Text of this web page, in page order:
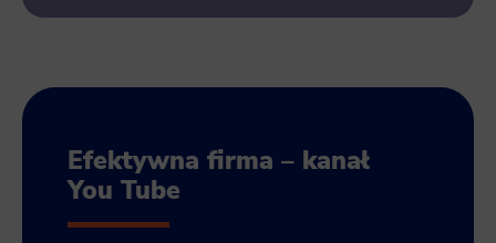
Efektywna firma – kanał
You Tube